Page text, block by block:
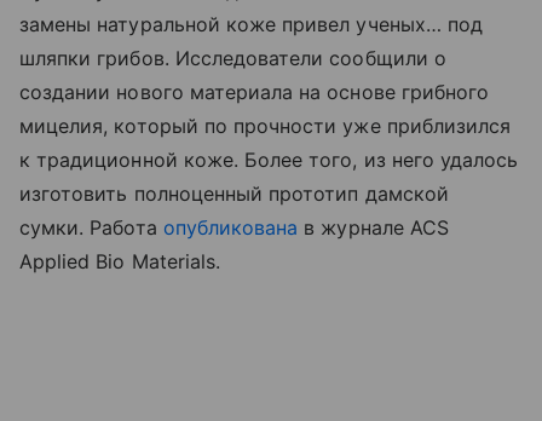
замены натуральной коже привел ученых… под
шляпки грибов. Исследователи сообщили о
создании нового материала на основе грибного
мицелия, который по прочности уже приблизился
к традиционной коже. Более того, из него удалось
изготовить полноценный прототип дамской
сумки. Работа опубликована в журнале ACS
Applied Bio Materials.